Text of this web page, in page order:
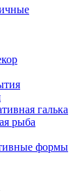
галька
рыба
формы